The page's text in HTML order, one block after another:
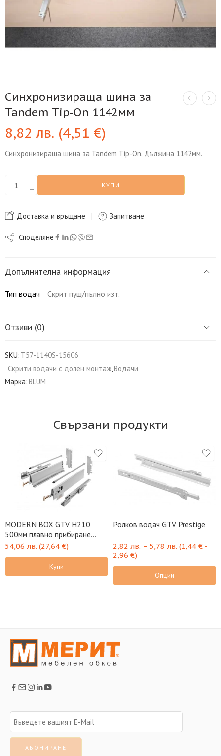
Синхронизираща шина за
Tandem Tip-On 1142мм
8,82лв. (4,51€)
Синхронизираща шина за Tandem Tip-On. Дължина 1142мм.
КУПИ
Доставка и връщане Запитване
Споделяне
Допълнителна информация
Тип водач Скрит пуш/пълно изт.
Отзиви (0)
SKU: T57-1140S-15606
Скрити водачи с долен монтаж,Водачи
Марка:BLUM
Свързани продукти
MODERN BOX GTV H210
500мм плавно прибиране
пълно изтегляне
54,06 лв. (27,64 €)
Купи
Ролков водач GTV Prestige
2,82 лв. – 5,78 лв. (1,44 € -
2,96 €)
Опции